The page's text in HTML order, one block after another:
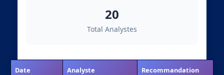
20
Total Analystes
Date Analyste Recommandation